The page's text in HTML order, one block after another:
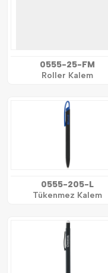
0555-25-FM
Roller Kalem
0555-205-L
Tükenmez Kalem